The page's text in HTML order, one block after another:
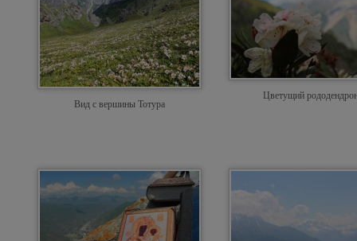
Вид с вершины Тотура
Цветущий